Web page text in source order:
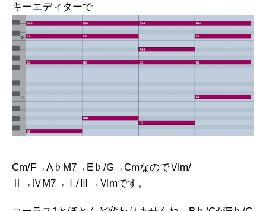
キーエディターで
Cm/F→A♭M7→E♭/G→CmなのでⅥm/
Ⅱ→ⅣM7→Ⅰ/Ⅲ→Ⅵmです。